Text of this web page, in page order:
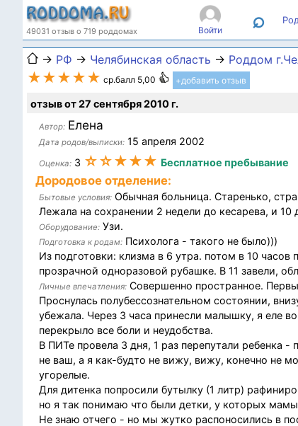
49031 отзыв о 719 роддомах Войти ⌕
→ РФ → Челябинская область → Роддом
★★★★★ ср.балл 5,00 +добавить отзыв
отзыв от 27 сентября 2010 г.
Автор: Елена
Дата родов/выписки: 15 апреля 2002
Оценка: 3 ☆☆★★★ Бесплатное пребывание
Дородовое отделение:
Бытовые условия: Обычная больница. Старенько,
Лежала на сохранении 2 недели до кесарева, и
Оборудование: Узи.
Подготовка к родам: Психолога - такого не было)))
Из подготовки: клизма в 6 утра. потом в 10
прозрачной одноразовой рубашке. В 11 завели,
Личные впечатления: Совершенно пространное.
Проснулась полубессознательном состоянии,
убежала. Через 3 часа принесли малышку, я еле
перекрыло все боли и неудобства.
В ПИТе провела 3 дня, 1 раз перепутали ребенка
не ваш, а я как-будто не вижу, вижу, конечно не
угорелые.
Для дитенка попросили бутылку (1 литр)
но я так понимаю что были детки, у которых
Не знаю отчего - но мы жутко распоносились в